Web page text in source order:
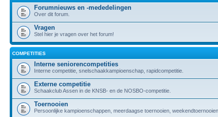
Forumnieuws en -mededelingen
Over dit forum.
Vragen
Stel hier je vragen over het forum!
COMPETITIES
Interne seniorencompetities
Interne competitie, snelschaakkampioenschap, rapidcompetitie.
Externe competitie
Schaakclub Assen in de KNSB- en de NOSBO-competitie.
Toernooien
Persoonlijke kampioenschappen, meerdaagse toernooien,